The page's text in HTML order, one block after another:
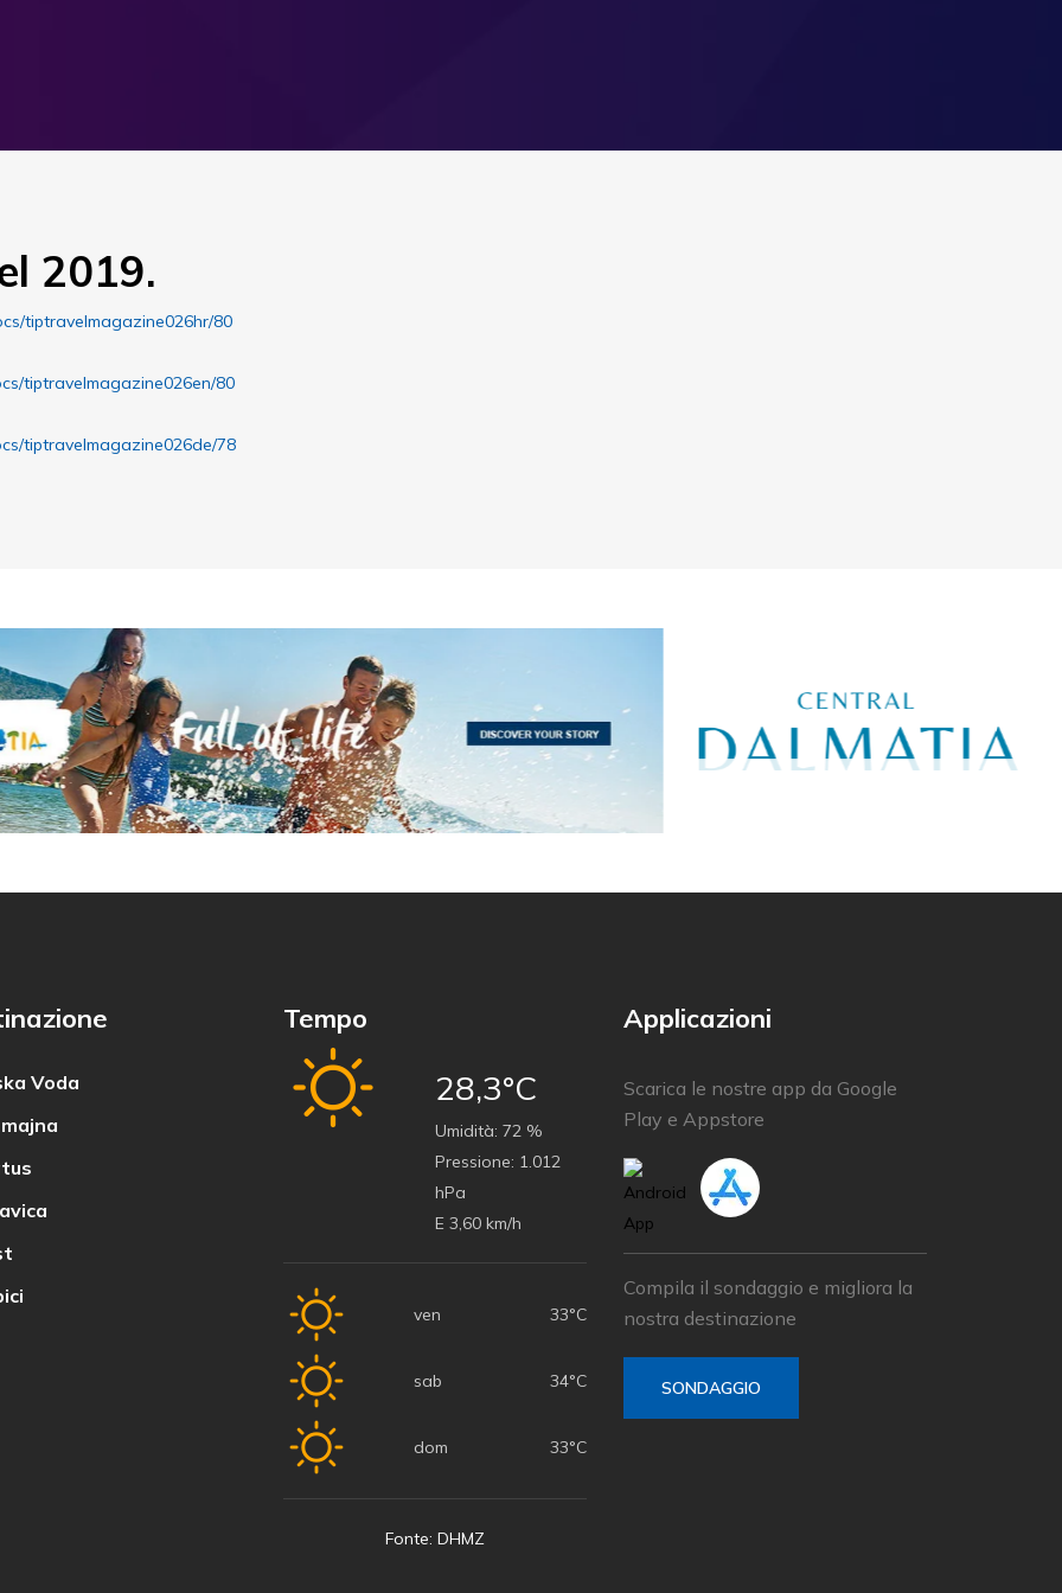
2019.
tiptravelmagazine026hr/80
tiptravelmagazine026en/80
tiptravelmagazine026de/78
Voda
Tempo
28,3°C
Umidità: 72 %
Pressione: 1.012
hPa
E 3,60 km/h
ven 33°C
sab 34°C
dom 33°C
Fonte: DHMZ
Applicazioni
Scarica le nostre app da Google
Play e Appstore
Compila il sondaggio e migliora la
nostra destinazione
SONDAGGIO